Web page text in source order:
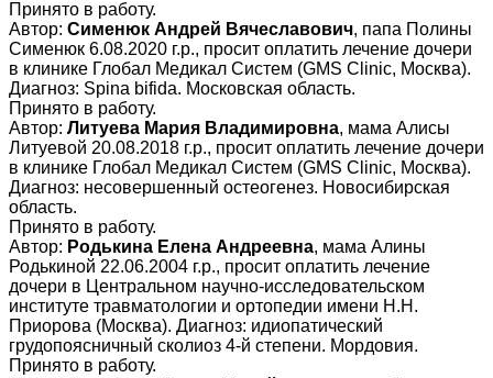
Принято в работу.
Автор: Сименюк Андрей Вячеславович, папа Полины
Сименюк 6.08.2020 г.р., просит оплатить лечение дочери
в клинике Глобал Медикал Систем (GMS Clinic, Москва).
Диагноз: Spina bifida. Московская область.
Принято в работу.
Автор: Литуева Мария Владимировна, мама Алисы
Литуевой 20.08.2018 г.р., просит оплатить лечение дочери
в клинике Глобал Медикал Систем (GMS Clinic, Москва).
Диагноз: несовершенный остеогенез. Новосибирская
область.
Принято в работу.
Автор: Родькина Елена Андреевна, мама Алины
Родькиной 22.06.2004 г.р., просит оплатить лечение
дочери в Центральном научно-исследовательском
институте травматологии и ортопедии имени Н.Н.
Приорова (Москва). Диагноз: идиопатический
грудопоясничный сколиоз 4-й степени. Мордовия.
Принято в работу.